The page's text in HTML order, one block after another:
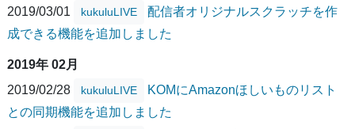
2019/03/01
kukuluLIVE
配信者オリジナルスクラッチを作
成できる機能を追加しました
2019年 02月
2019/02/28
kukuluLIVE
KOMにAmazonほしいものリスト
との同期機能を追加しました